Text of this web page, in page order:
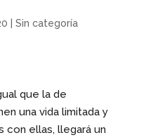
Sin categoría
que la de
una vida limitada y
con ellas, llegará un